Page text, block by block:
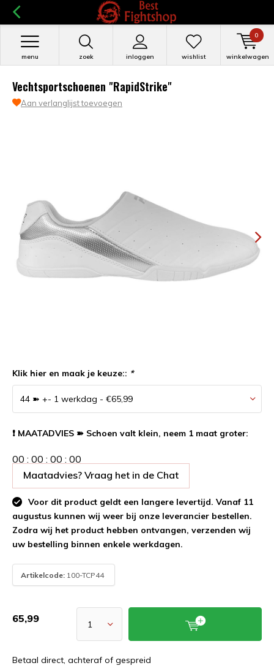
zoek inloggen
menu wishlist winkelwagen
0
Vechtsportschoenen "RapidStrike"
Aan verlanglijst toevoegen
Klik hier en maak je keuze:: *
❗ MAATADVIES ➽ Schoen valt klein, neem 1 maat groter:
00 : 00 : 00 : 00
Maatadvies? Vraag het in de Chat
Voor dit product geldt een langere levertijd. Vanaf 11
augustus kunnen wij weer bij onze leverancier bestellen.
Zodra wij het product hebben ontvangen, verzenden wij
uw bestelling binnen enkele werkdagen.
Artikelcode: 100-TCP44
65,99
Betaal direct, achteraf of gespreid